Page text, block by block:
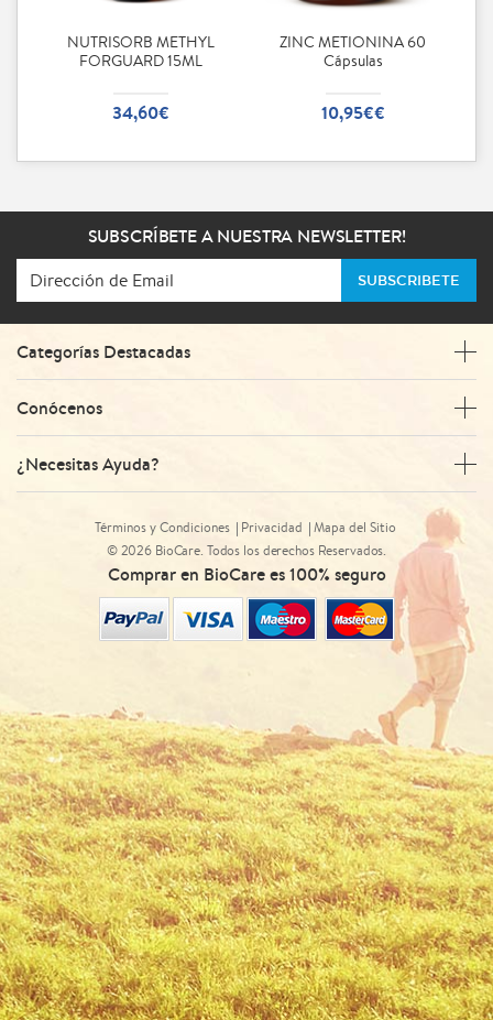
NUTRISORB METHYL
FORGUARD 15ML
34,60€
ZINC METIONINA 60
Cápsulas
10,95€€
SUBSCRÍBETE A NUESTRA NEWSLETTER!
SUBSCRIBETE
Categorías Destacadas
Conócenos
¿Necesitas Ayuda?
Términos y Condiciones Privacidad
Mapa del Sitio
© 2026 BioCare. Todos los derechos Reservados.
Comprar en BioCare es 100% seguro